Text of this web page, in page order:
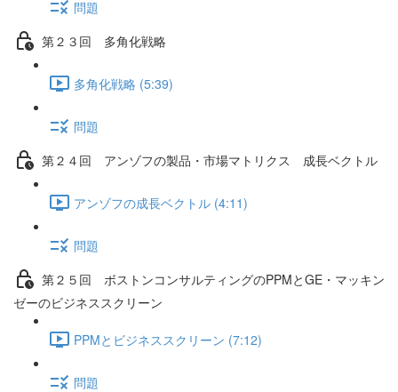
問題
第２３回 多角化戦略
多角化戦略 (5:39)
問題
第２４回 アンゾフの製品・市場マトリクス 成長ベクトル
アンゾフの成長ベクトル (4:11)
問題
第２５回 ボストンコンサルティングのPPMとGE・マッキン
ゼーのビジネススクリーン
PPMとビジネススクリーン (7:12)
問題